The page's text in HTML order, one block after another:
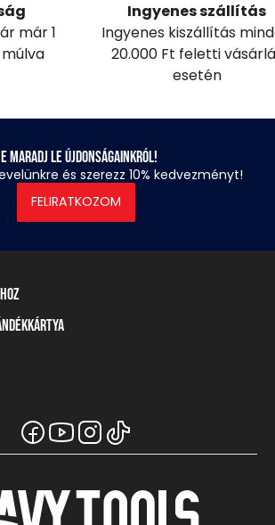
már 1
Ingyenes szállítás
Ingyenes kiszállítás
20.000 Ft feletti
esetén
maradj le újdonságainkról!
és szerezz 10% kedvezményt!
FELIRATKOZOM
(GYIK)